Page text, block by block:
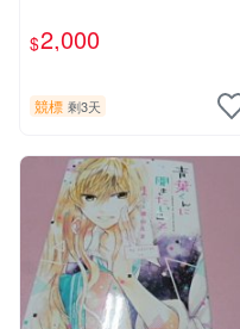
$2,000
競標 剩3天